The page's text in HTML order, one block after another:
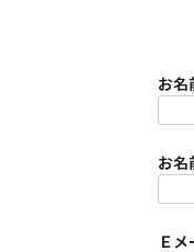
お名
お名
Ｅ